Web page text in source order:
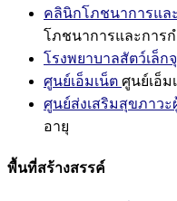
คลินิกโภชนาการแล
โภชนาการและการ
โรงพยาบาลสัตว์เล็ก
ศูนย์เอ็มเน็ต ศูนย์เอ็ม
ศูนย์ส่งเสริมสุขภาวะ
อายุ
พื้นที่สร้างสรรค์